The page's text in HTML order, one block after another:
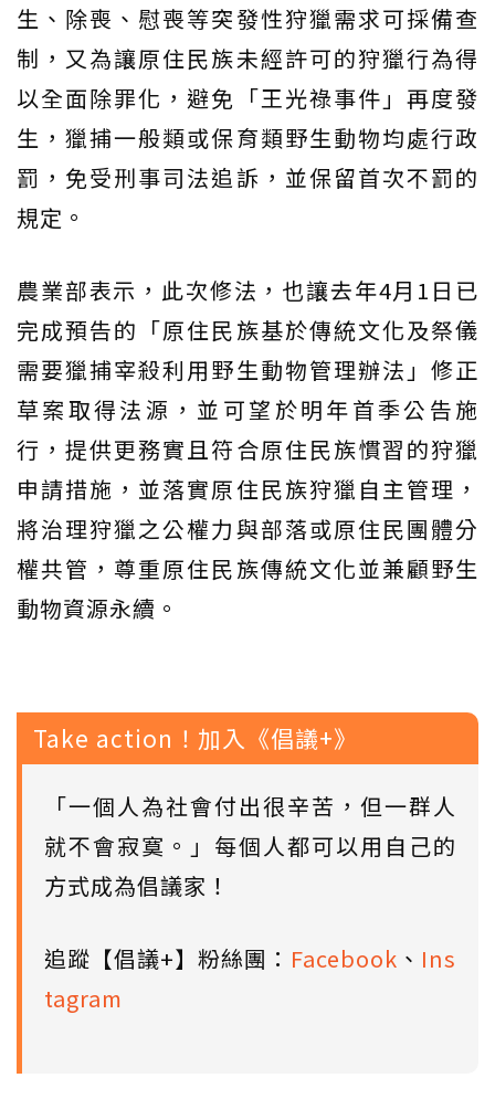
生、除喪、慰喪等突發性狩獵需求可採備查
制，又為讓原住民族未經許可的狩獵行為得
以全面除罪化，避免「王光祿事件」再度發
生，獵捕一般類或保育類野生動物均處行政
罰，免受刑事司法追訴，並保留首次不罰的
規定。
農業部表示，此次修法，也讓去年4月1日已
完成預告的「原住民族基於傳統文化及祭儀
需要獵捕宰殺利用野生動物管理辦法」修正
草案取得法源，並可望於明年首季公告施
行，提供更務實且符合原住民族慣習的狩獵
申請措施，並落實原住民族狩獵自主管理，
將治理狩獵之公權力與部落或原住民團體分
權共管，尊重原住民族傳統文化並兼顧野生
動物資源永續。
Take action！加入《倡議+》
「一個人為社會付出很辛苦，但一群人
就不會寂寞。」每個人都可以用自己的
方式成為倡議家！
追蹤【倡議+】粉絲團： Facebook 、 Ins
tagram